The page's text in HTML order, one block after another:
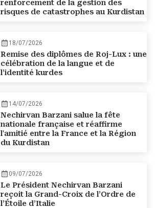
renforcement de la gestion des
risques de catastrophes au Kurdistan
18/07/2026
Remise des diplômes de Roj-Lux : une
célébration de la langue et de
l’identité kurdes
14/07/2026
Nechirvan Barzani salue la fête
nationale française et réaffirme
l'amitié entre la France et la Région
du Kurdistan
09/07/2026
Le Président Nechirvan Barzani
reçoit la Grand-Croix de l’Ordre de
l’Étoile d’Italie